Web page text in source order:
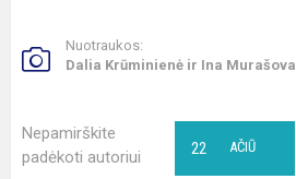
Nuotraukos:
Dalia Krūminienė ir Ina Murašova
Nepamirškite
padėkoti autoriui
AČIŪ
22